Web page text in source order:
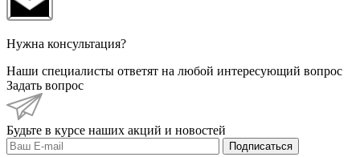
Нужна консультация?
Наши специалисты ответят на любой интересующий вопрос
Задать вопрос
Будьте в курсе наших акций и новостей